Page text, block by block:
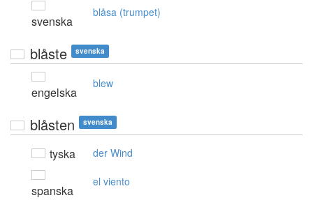
svenska
blåsa (trumpet)
blåste svenska
engelska
blew
blåsten svenska
tyska der Wind
spanska
el viento